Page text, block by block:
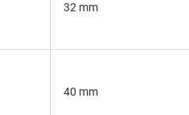
32 mm
40 mm